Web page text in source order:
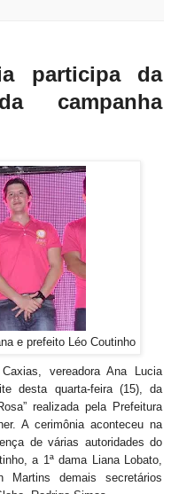
participa da
campanha
e prefeito Léo Coutinho
vereadora Ana Lucia
desta quarta-feira (15), da
realizada pela Prefeitura
A cerimônia aconteceu na
de várias autoridades do
a 1ª dama Liana Lobato,
Martins demais secretários